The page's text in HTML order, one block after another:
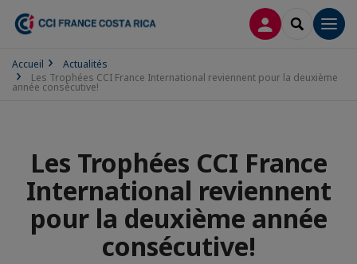
CONNEXION
Accueil
Actualités
Les Trophées CCI France International reviennent pour la deuxième
année consécutive!
Les Trophées CCI France
International reviennent
pour la deuxième année
consécutive!